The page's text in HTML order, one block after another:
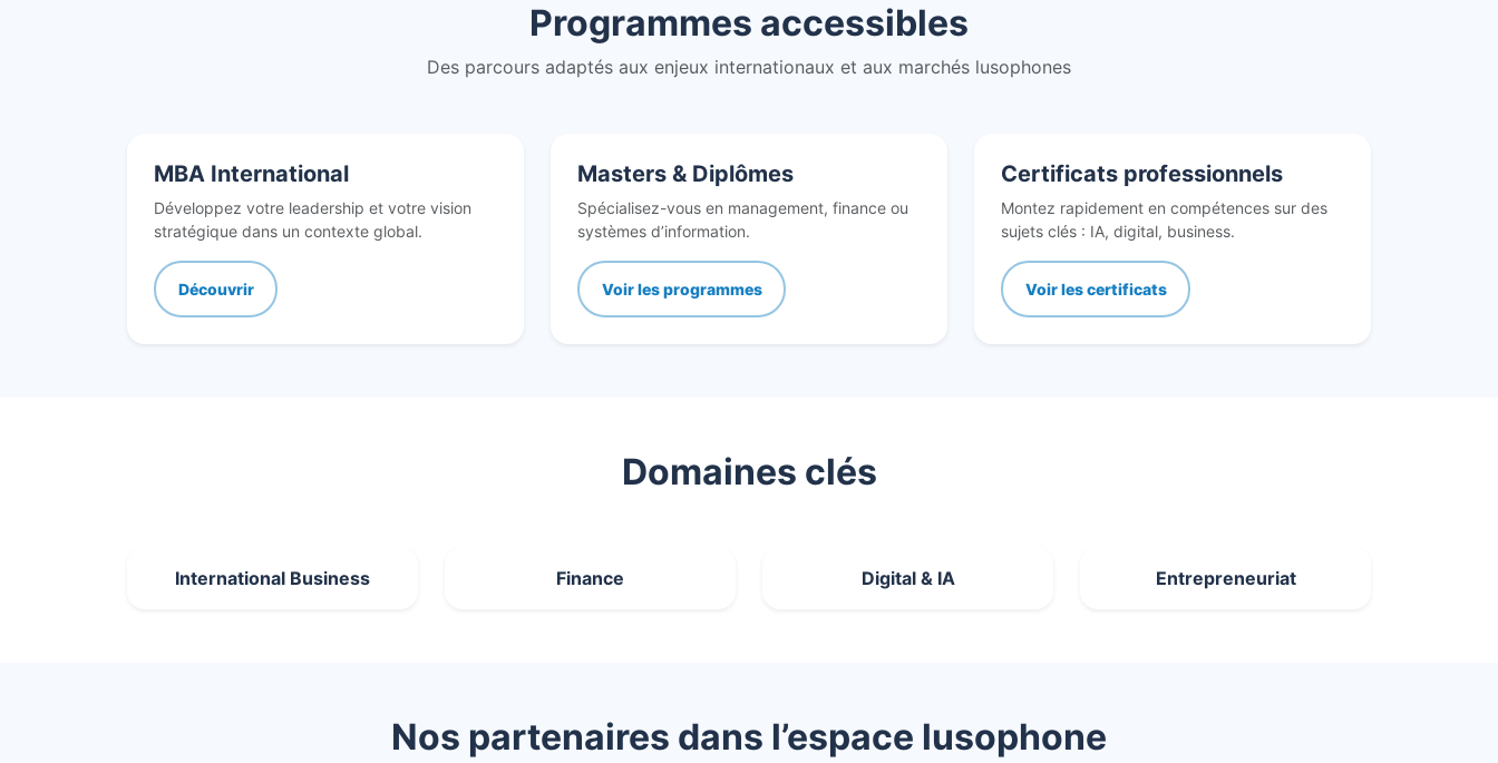
Programmes accessibles
Des parcours adaptés aux enjeux internationaux et aux marchés lusophones
MBA International
Développez votre leadership et votre vision
stratégique dans un contexte global.
Découvrir
Masters & Diplômes
Spécialisez-vous en management, finance ou
systèmes d’information.
Voir les programmes
Certificats professionnels
Montez rapidement en compétences sur des
sujets clés : IA, digital, business.
Voir les certificats
Domaines clés
International Business Finance Digital & IA Entrepreneuriat
Nos partenaires dans l’espace lusophone